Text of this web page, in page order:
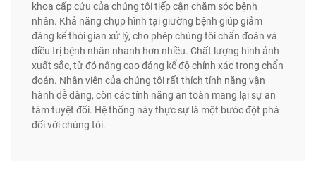
khoa cấp cứu của chúng tôi tiếp cận chăm sóc bệnh
nhân. Khả năng chụp hình tại giường bệnh giúp giảm
đáng kể thời gian xử lý, cho phép chúng tôi chẩn đoán và
điều trị bệnh nhân nhanh hơn nhiều. Chất lượng hình ảnh
xuất sắc, từ đó nâng cao đáng kể độ chính xác trong chẩn
đoán. Nhân viên của chúng tôi rất thích tính năng vận
hành dễ dàng, còn các tính năng an toàn mang lại sự an
tâm tuyệt đối. Hệ thống này thực sự là một bước đột phá
đối với chúng tôi.